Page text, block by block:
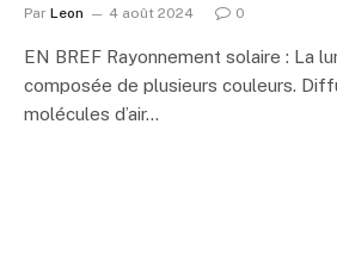
Par Leon 4 août 2024 0
EN BREF Rayonnement solaire : La
composée de plusieurs couleurs.
molécules d’air…